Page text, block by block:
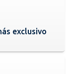
exclusivo